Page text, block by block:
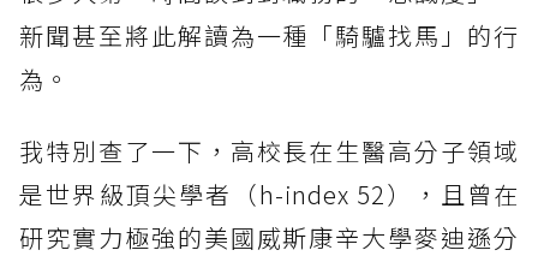
新聞甚至將此解讀為一種「騎驢找馬」的行
為。
我特別查了一下，高校長在生醫高分子領域
是世界級頂尖學者（h-index 52），且曾在
研究實力極強的美國威斯康辛大學麥迪遜分